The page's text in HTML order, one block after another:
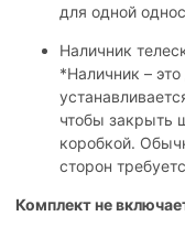
для одной
Наличник
*Наличник –
чтобы закрыть
коробкой.
сторон
Комплект не